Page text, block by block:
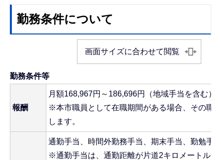
勤務条件について
画面サイズに合わせて閲覧
勤務条件等
報酬
月額168,967円～186,696円（地域手当を含む）
※本市職員として在職期間がある場合、その職
します。
通勤手当、時間外勤務手当、期末手当、勤勉手
※通勤手当は、通勤距離が片道2キロメートル以